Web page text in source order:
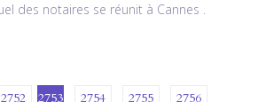
des notaires se réunit à Cannes .
2752 2753 2754 2755 2756